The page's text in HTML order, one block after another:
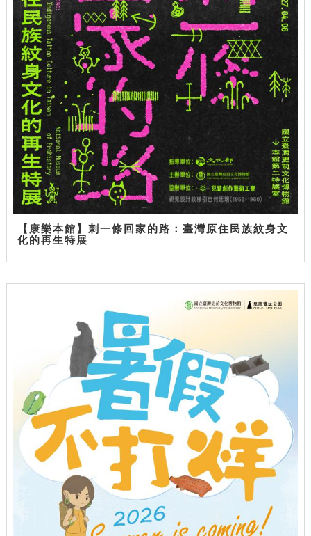
【康樂本館】刺一條回家的路：臺灣原住民族紋身文
化的再生特展